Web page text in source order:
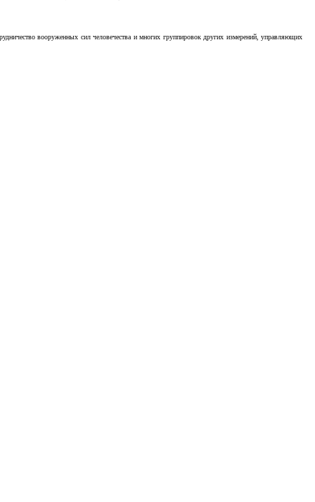
вооруженных сил человечества и многих группировок других измерений, управляющих